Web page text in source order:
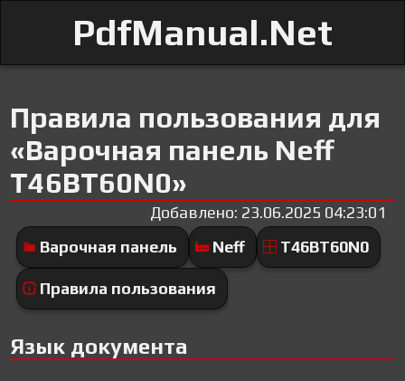
PdfManual.Net
Правила пользования для
«Варочная панель Neff
T46BT60N0»
Добавлено: 23.06.2025 04:23:01
Варочная панель
Neff T46BT60N0
Правила пользования
Язык документа